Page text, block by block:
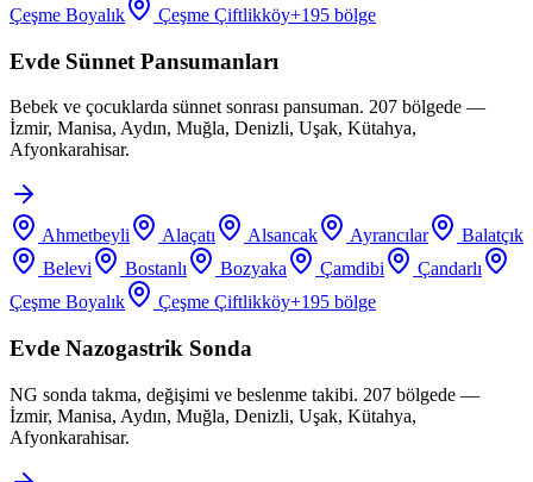
Çeşme Boyalık
Çeşme Çiftlikköy+195 bölge
Evde Sünnet Pansumanları
Bebek ve çocuklarda sünnet sonrası pansuman. 207 bölgede —
İzmir, Manisa, Aydın, Muğla, Denizli, Uşak, Kütahya,
Afyonkarahisar.
Ahmetbeyli Alaçatı Alsancak Ayrancılar
Balatçık
Belevi
Bostanlı Bozyaka Çamdibi
Çandarlı
Çeşme Boyalık
Çeşme Çiftlikköy+195 bölge
Evde Nazogastrik Sonda
NG sonda takma, değişimi ve beslenme takibi. 207 bölgede —
İzmir, Manisa, Aydın, Muğla, Denizli, Uşak, Kütahya,
Afyonkarahisar.